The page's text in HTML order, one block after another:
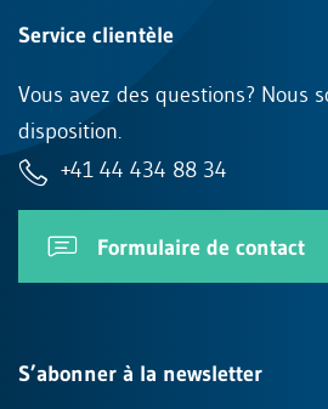
Service clientèle
Vous avez des questions? Nous
disposition.
+41 44 434 88 34
Formulaire de contact
S’abonner à la newsletter